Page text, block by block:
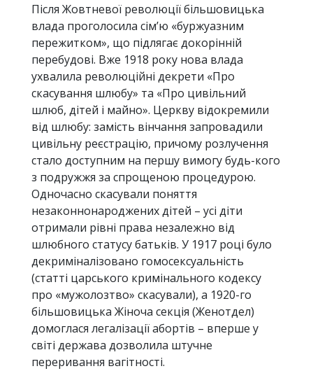
Після Жовтневої революції більшовицька
влада проголосила сім’ю «буржуазним
пережитком», що підлягає докорінній
перебудові. Вже 1918 року нова влада
ухвалила революційні декрети «Про
скасування шлюбу» та «Про цивільний
шлюб, дітей і майно». Церкву відокремили
від шлюбу: замість вінчання запровадили
цивільну реєстрацію, причому розлучення
стало доступним на першу вимогу будь-кого
з подружжя за спрощеною процедурою.
Одночасно скасували поняття
незаконнонароджених дітей – усі діти
отримали рівні права незалежно від
шлюбного статусу батьків. У 1917 році було
декриміналізовано гомосексуальність
(статті царського кримінального кодексу
про «мужолозтво» скасували), а 1920-го
більшовицька Жіноча секція (Женотдел)
домоглася легалізації абортів – вперше у
світі держава дозволила штучне
переривання вагітності.